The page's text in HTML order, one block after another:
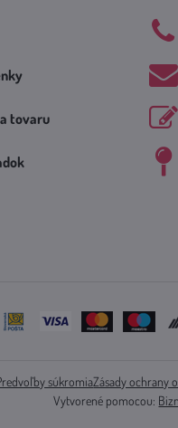
tovaru
súkromiaZásady ochrany
Vytvorené pomocou: